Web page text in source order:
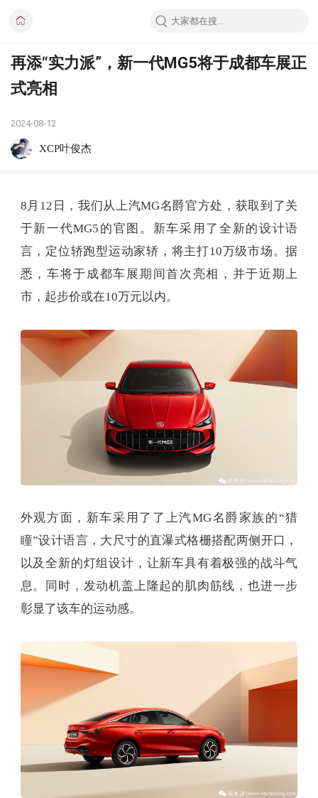
再添“实力派”，新一代MG5将于成都车展正
式亮相
2024-08-12
XCP叶俊杰
8月12日，我们从上汽MG名爵官方处，获取到了关
于新一代MG5的官图。新车采用了全新的设计语
言，定位轿跑型运动家轿，将主打10万级市场。据
悉，车将于成都车展期间首次亮相，并于近期上
市，起步价或在10万元以内。
外观方面，新车采用了了上汽MG名爵家族的“猎
瞳”设计语言，大尺寸的直瀑式格栅搭配两侧开口，
以及全新的灯组设计，让新车具有着极强的战斗气
息。同时，发动机盖上隆起的肌肉筋线，也进一步
彰显了该车的运动感。